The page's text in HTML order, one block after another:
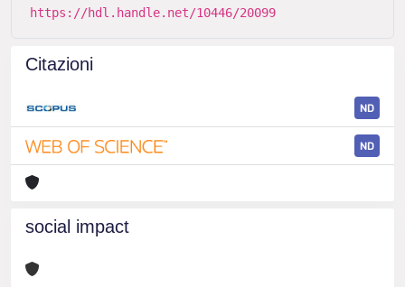
https://hdl.handle.net/10446/20099
Citazioni
ND
ND
social impact